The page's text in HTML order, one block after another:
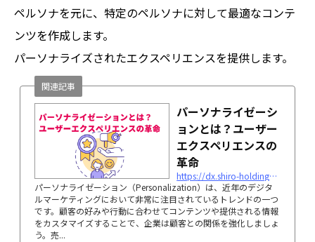
ペルソナを元に、特定のペルソナに対して最適なコンテ
ンツを作成します。
パーソナライズされたエクスペリエンスを提供します。
パーソナライゼーシ
ョンとは？ユーザー
エクスペリエンスの
革命
https://dx.shiro-holdings.co.jp/p153
パーソナライゼーション（Personalization）は、近年のデジタ
ルマーケティングにおいて非常に注目されているトレンドの一つ
です。顧客の好みや行動に合わせてコンテンツや提供される情報
をカスタマイズすることで、企業は顧客との関係を強化しましょ
う。売...
関連記事